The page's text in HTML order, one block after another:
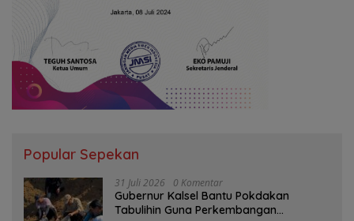
Popular Sepekan
31 Juli 2026 0 Komentar
Gubernur Kalsel Bantu Pokdakan
Tabulihin Guna Perkembangan